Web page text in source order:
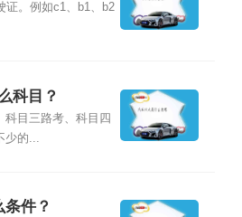
证。例如c1、b1、b2
科目？
科目三路考、科目四
少的...
件？